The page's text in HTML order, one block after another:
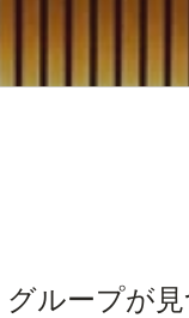
グループが